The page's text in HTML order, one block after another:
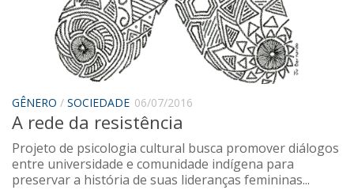
GÊNERO / SOCIEDADE 06/07/2016
A rede da resistência
Projeto de psicologia cultural busca promover diálogos
entre universidade e comunidade indígena para
preservar a história de suas lideranças femininas...